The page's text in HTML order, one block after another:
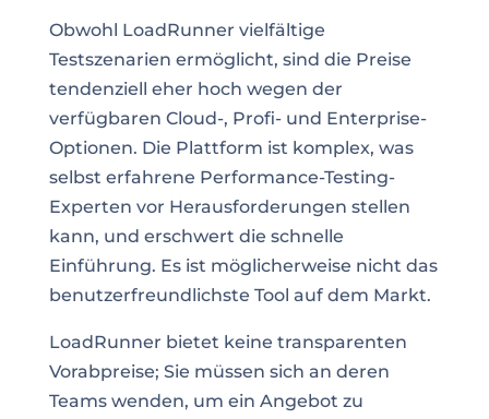
Obwohl LoadRunner vielfältige
Testszenarien ermöglicht, sind die Preise
tendenziell eher hoch wegen der
verfügbaren Cloud-, Profi- und Enterprise-
Optionen. Die Plattform ist komplex, was
selbst erfahrene Performance-Testing-
Experten vor Herausforderungen stellen
kann, und erschwert die schnelle
Einführung. Es ist möglicherweise nicht das
benutzerfreundlichste Tool auf dem Markt.
LoadRunner bietet keine transparenten
Vorabpreise; Sie müssen sich an deren
Teams wenden, um ein Angebot zu